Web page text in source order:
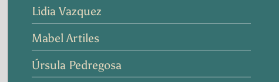
Lidia Vazquez
Mabel Artiles
Úrsula Pedregosa